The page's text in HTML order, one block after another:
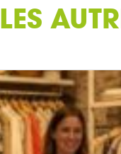
LES